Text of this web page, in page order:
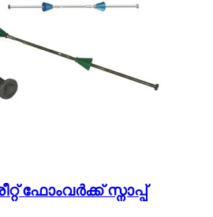
ഫോംവർക്ക് സ്നാപ്പ്